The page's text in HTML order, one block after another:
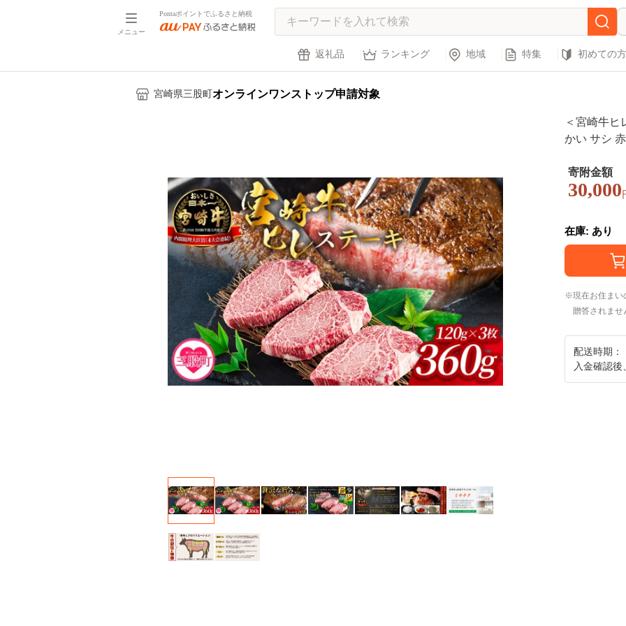
メニュー
Pontaポイントでふるさと納税
返礼品 ランキング 地域 特集 初めての方
宮崎県三股町 オンラインワンストップ申請対象
＜宮崎牛ヒ
かい サシ
肉 黒毛和
ク】
寄附金額
30,000
在庫: あり
現在お住まい
贈答されませ
配送時期：
入金確認後